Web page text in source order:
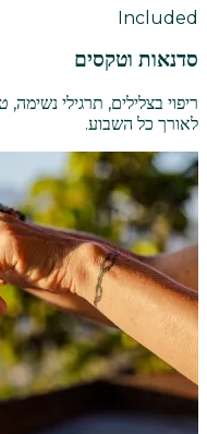
Included
סדנאות וטקסים
ריפוי בצלילים, תרגילי
לאורך כל השבוע.